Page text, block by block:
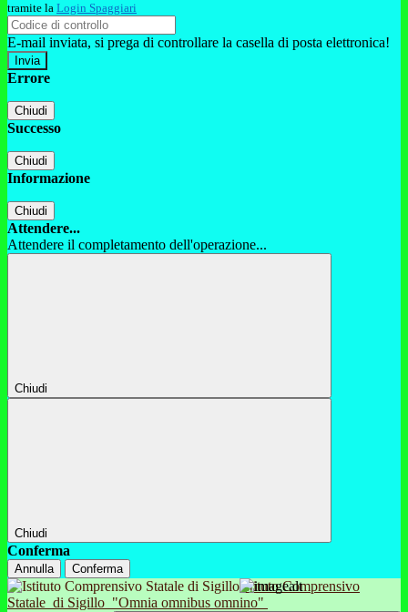
tramite la Login Spaggiari
E-mail inviata, si prega di controllare la casella di posta elettronica!
Errore
Chiudi
Successo
Chiudi
Informazione
Chiudi
Attendere...
Attendere il completamento dell'operazione...
Chiudi
Chiudi
Conferma
Annulla Conferma
Istituto Comprensivo
Statale di Sigillo "Omnia omnibus omnino"